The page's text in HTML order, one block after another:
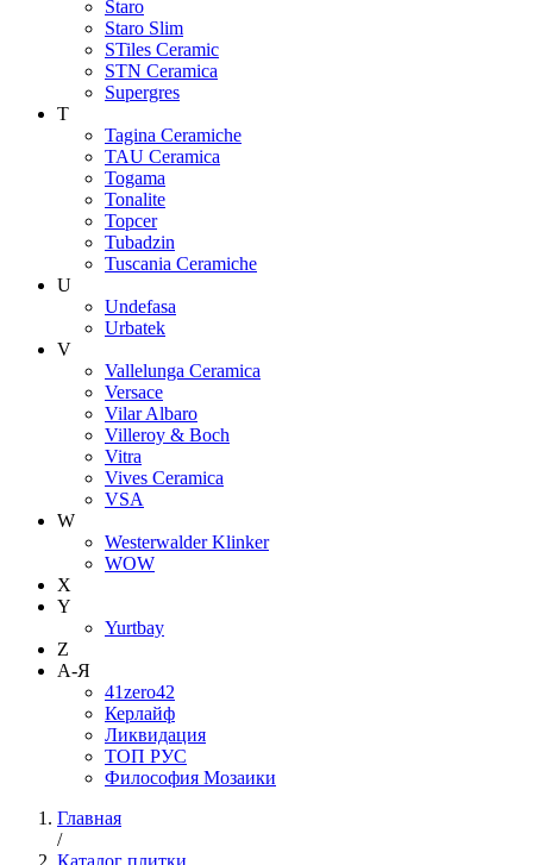
Staro
Staro Slim
STiles Ceramic
STN Ceramica
Supergres
T
Tagina Ceramiche
TAU Ceramica
Togama
Tonalite
Topcer
Tubadzin
Tuscania Ceramiche
U
Undefasa
Urbatek
V
Vallelunga Ceramica
Versace
Vilar Albaro
Villeroy & Boch
Vitra
Vives Ceramica
VSA
W
Westerwalder Klinker
WOW
X
Y
Yurtbay
Z
А-Я
41zero42
Керлайф
Ликвидация
ТОП РУС
Философия Мозаики
Главная
/
Каталог плитки